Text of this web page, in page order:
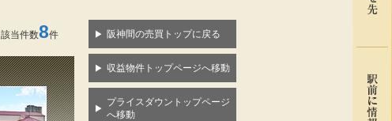
阪神間の売買トップに戻る
収益物件トップページへ移動
プライスダウントップページ
へ移動
該当件数8件